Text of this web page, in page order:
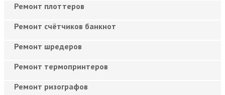
Ремонт плоттеров
Ремонт счётчиков банкнот
Ремонт шредеров
Ремонт термопринтеров
Ремонт ризографов